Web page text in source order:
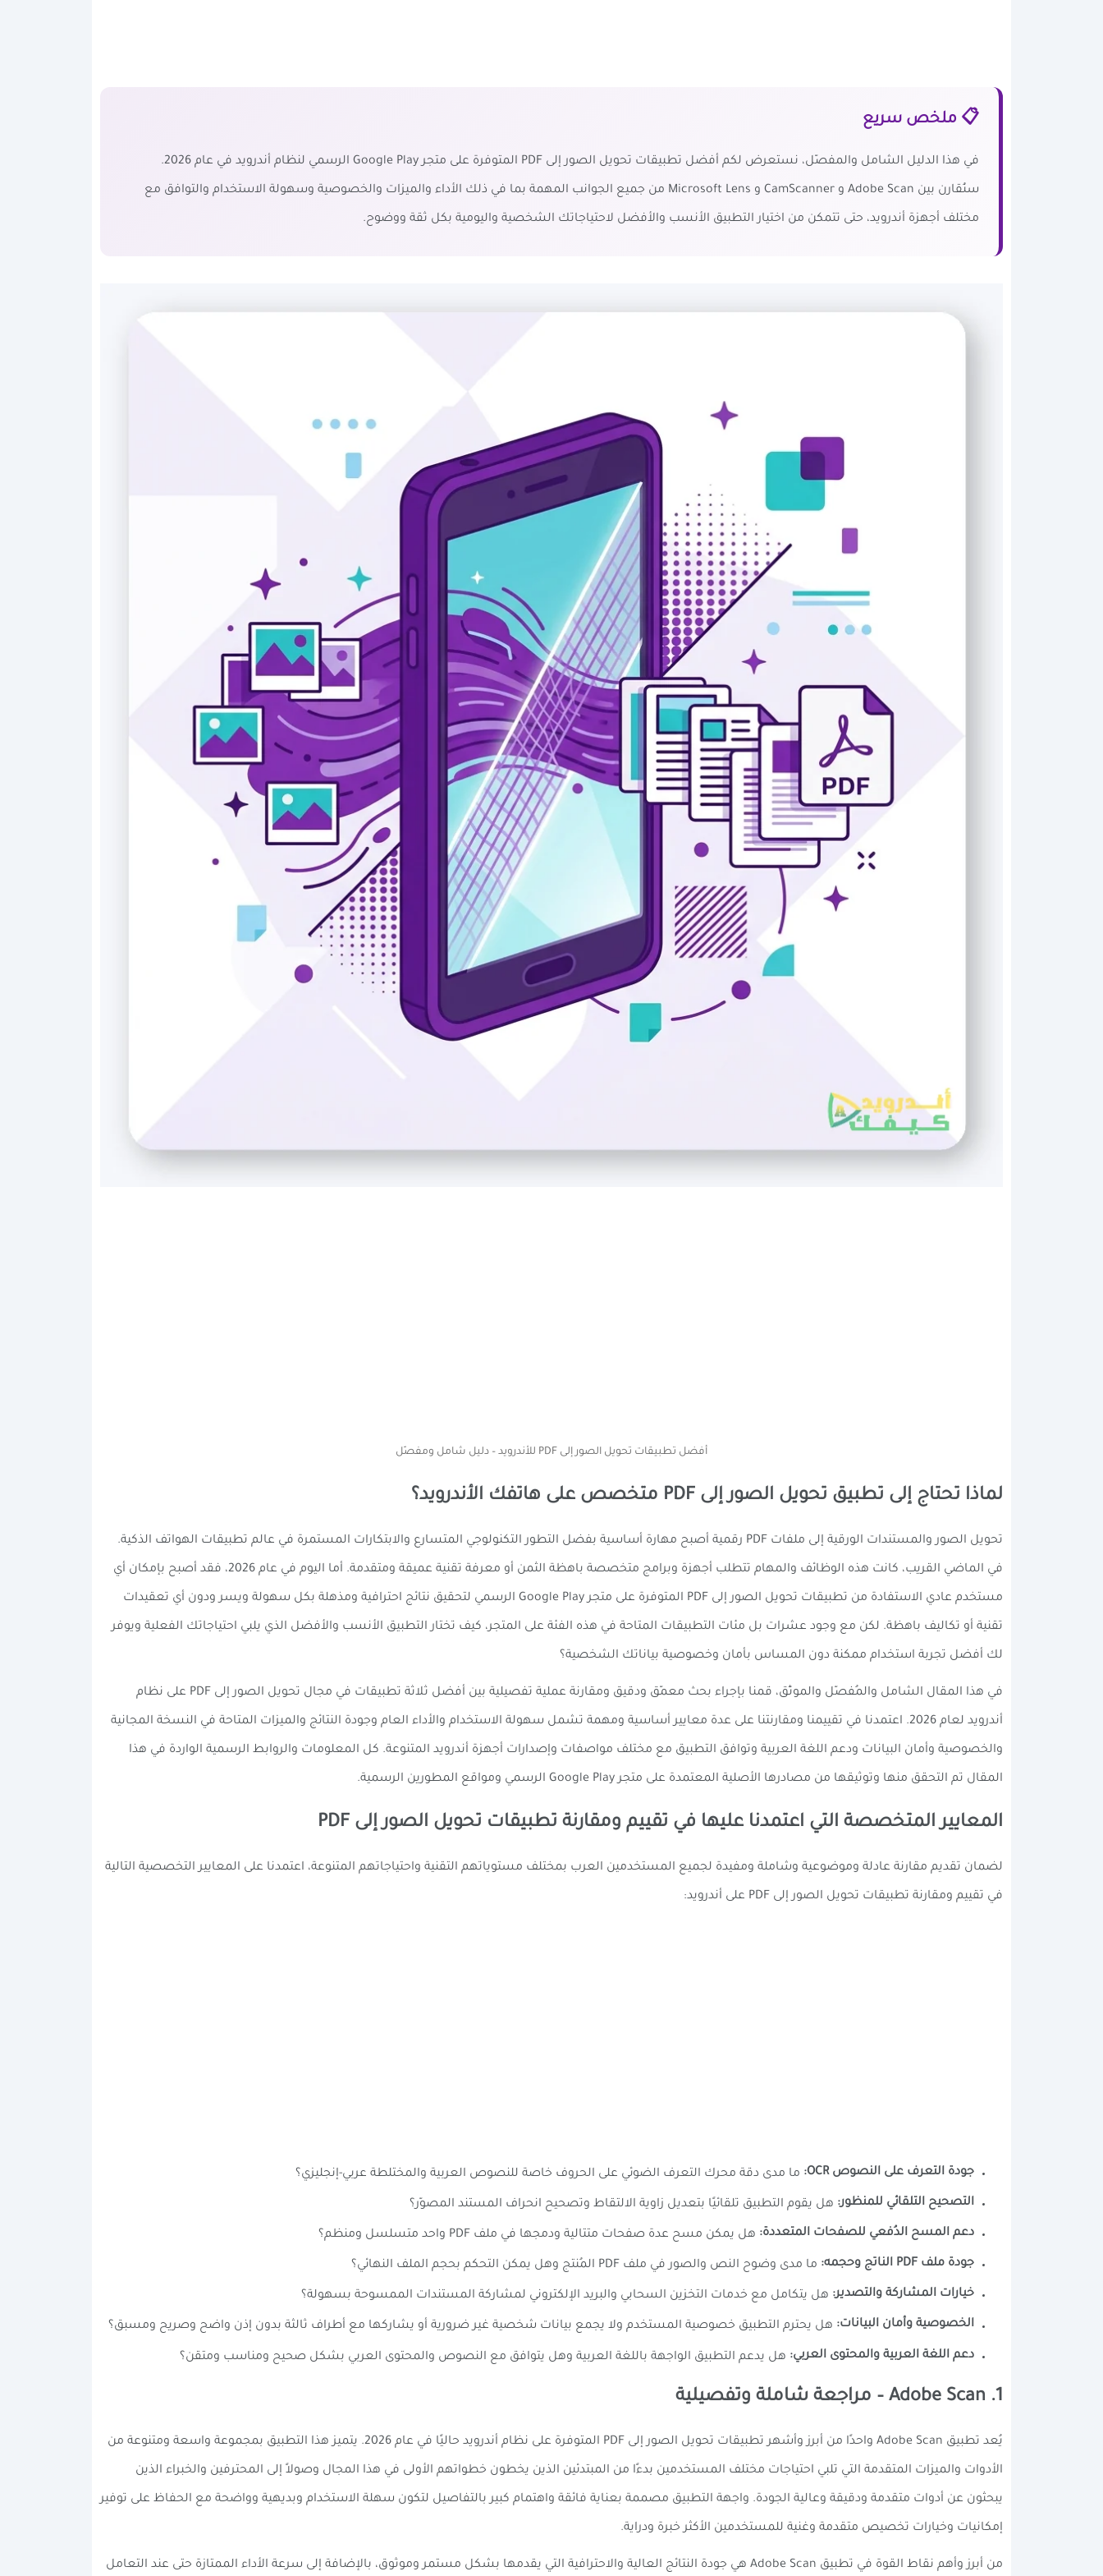
📋 ملخص سريع
في هذا الدليل الشامل والمفصّل، نستعرض لكم أفضل تطبيقات تحويل الصور إلى PDF المتوفرة على متجر Google Play الرسمي لنظام أندرويد في عام 2026.
سنُقارن بين Adobe Scan و CamScanner و Microsoft Lens من جميع الجوانب المهمة بما في ذلك الأداء والميزات والخصوصية وسهولة الاستخدام والتوافق مع
مختلف أجهزة أندرويد، حتى تتمكن من اختيار التطبيق الأنسب والأفضل لاحتياجاتك الشخصية واليومية بكل ثقة ووضوح.
أفضل تطبيقات تحويل الصور إلى PDF للأندرويد – دليل شامل ومفصّل
لماذا تحتاج إلى تطبيق تحويل الصور إلى PDF متخصص على هاتفك الأندرويد؟
تحويل الصور والمستندات الورقية إلى ملفات PDF رقمية أصبح مهارة أساسية بفضل التطور التكنولوجي المتسارع والابتكارات المستمرة في عالم تطبيقات الهواتف الذكية.
في الماضي القريب، كانت هذه الوظائف والمهام تتطلب أجهزة وبرامج متخصصة باهظة الثمن أو معرفة تقنية عميقة ومتقدمة. أما اليوم في عام 2026، فقد أصبح بإمكان أي
مستخدم عادي الاستفادة من تطبيقات تحويل الصور إلى PDF المتوفرة على متجر Google Play الرسمي لتحقيق نتائج احترافية ومذهلة بكل سهولة ويسر ودون أي تعقيدات
تقنية أو تكاليف باهظة. لكن مع وجود عشرات بل مئات التطبيقات المتاحة في هذه الفئة على المتجر، كيف تختار التطبيق الأنسب والأفضل الذي يلبي احتياجاتك الفعلية ويوفر
لك أفضل تجربة استخدام ممكنة دون المساس بأمان وخصوصية بياناتك الشخصية؟
في هذا المقال الشامل والمُفصّل والموثّق، قمنا بإجراء بحث معمّق ودقيق ومقارنة عملية تفصيلية بين أفضل ثلاثة تطبيقات في مجال تحويل الصور إلى PDF على نظام
أندرويد لعام 2026. اعتمدنا في تقييمنا ومقارنتنا على عدة معايير أساسية ومهمة تشمل سهولة الاستخدام والأداء العام وجودة النتائج والميزات المتاحة في النسخة المجانية
والخصوصية وأمان البيانات ودعم اللغة العربية وتوافق التطبيق مع مختلف مواصفات وإصدارات أجهزة أندرويد المتنوعة. كل المعلومات والروابط الرسمية الواردة في هذا
المقال تم التحقق منها وتوثيقها من مصادرها الأصلية المعتمدة على متجر Google Play الرسمي ومواقع المطورين الرسمية.
المعايير المتخصصة التي اعتمدنا عليها في تقييم ومقارنة تطبيقات تحويل الصور إلى PDF
لضمان تقديم مقارنة عادلة وموضوعية وشاملة ومفيدة لجميع المستخدمين العرب بمختلف مستوياتهم التقنية واحتياجاتهم المتنوعة، اعتمدنا على المعايير التخصصية التالية
في تقييم ومقارنة تطبيقات تحويل الصور إلى PDF على أندرويد:
جودة التعرف على النصوص OCR: ما مدى دقة محرك التعرف الضوئي على الحروف خاصة للنصوص العربية والمختلطة عربي-إنجليزي؟
التصحيح التلقائي للمنظور: هل يقوم التطبيق تلقائيًا بتعديل زاوية الالتقاط وتصحيح انحراف المستند المصوّر؟
دعم المسح الدُفعي للصفحات المتعددة: هل يمكن مسح عدة صفحات متتالية ودمجها في ملف PDF واحد متسلسل ومنظم؟
جودة ملف PDF الناتج وحجمه: ما مدى وضوح النص والصور في ملف PDF المُنتج وهل يمكن التحكم بحجم الملف النهائي؟
خيارات المشاركة والتصدير: هل يتكامل مع خدمات التخزين السحابي والبريد الإلكتروني لمشاركة المستندات الممسوحة بسهولة؟
الخصوصية وأمان البيانات: هل يحترم التطبيق خصوصية المستخدم ولا يجمع بيانات شخصية غير ضرورية أو يشاركها مع أطراف ثالثة بدون إذن واضح وصريح ومسبق؟
دعم اللغة العربية والمحتوى العربي: هل يدعم التطبيق الواجهة باللغة العربية وهل يتوافق مع النصوص والمحتوى العربي بشكل صحيح ومناسب ومتقن؟
1. Adobe Scan – مراجعة شاملة وتفصيلية
يُعد تطبيق Adobe Scan واحدًا من أبرز وأشهر تطبيقات تحويل الصور إلى PDF المتوفرة على نظام أندرويد حاليًا في عام 2026. يتميز هذا التطبيق بمجموعة واسعة ومتنوعة من
الأدوات والميزات المتقدمة التي تلبي احتياجات مختلف المستخدمين بدءًا من المبتدئين الذين يخطون خطواتهم الأولى في هذا المجال وصولاً إلى المحترفين والخبراء الذين
يبحثون عن أدوات متقدمة ودقيقة وعالية الجودة. واجهة التطبيق مصممة بعناية فائقة واهتمام كبير بالتفاصيل لتكون سهلة الاستخدام وبديهية وواضحة مع الحفاظ على توفير
إمكانيات وخيارات تخصيص متقدمة وغنية للمستخدمين الأكثر خبرة ودراية.
من أبرز وأهم نقاط القوة في تطبيق Adobe Scan هي جودة النتائج العالية والاحترافية التي يقدمها بشكل مستمر وموثوق، بالإضافة إلى سرعة الأداء الممتازة حتى عند التعامل